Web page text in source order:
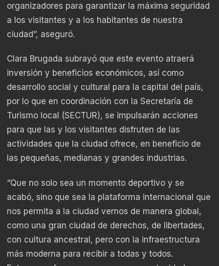
organizadores para garantizar la máxima seguridad
a los visitantes y a los habitantes de nuestra
ciudad”, aseguró.
Clara Brugada subrayó que este evento atraerá
inversión y beneficios económicos, así como
desarrollo social y cultural para la capital del país,
por lo que en coordinación con la Secretaría de
Turismo local (SECTUR), se impulsarán acciones
para que las y los visitantes disfruten de las
actividades que la ciudad ofrece, en beneficio de
las pequeñas, medianas y grandes industrias.
“Que no solo sea un momento deportivo y se
acabó, sino que sea la plataforma internacional que
nos permita a la ciudad vernos de manera global,
como una gran ciudad de derechos, de libertades,
con cultura ancestral, pero con la infraestructura
más moderna para recibir a todas y todos.